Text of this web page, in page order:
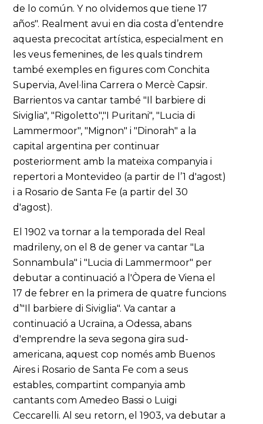
de lo común. Y no olvidemos que tiene 17
años". Realment avui en dia costa d’entendre
aquesta precocitat artística, especialment en
les veus femenines, de les quals tindrem
també exemples en figures com Conchita
Supervia, Avel·lina Carrera o Mercè Capsir.
Barrientos va cantar també "Il barbiere di
Siviglia", "Rigoletto","I Puritani", "Lucia di
Lammermoor", "Mignon" i "Dinorah" a la
capital argentina per continuar
posteriorment amb la mateixa companyia i
repertori a Montevideo (a partir de l’1 d'agost)
i a Rosario de Santa Fe (a partir del 30
d'agost).
El 1902 va tornar a la temporada del Real
madrileny, on el 8 de gener va cantar "La
Sonnambula" i "Lucia di Lammermoor" per
debutar a continuació a l'Òpera de Viena el
17 de febrer en la primera de quatre funcions
d’"Il barbiere di Siviglia". Va cantar a
continuació a Ucraïna, a Odessa, abans
d'emprendre la seva segona gira sud-
americana, aquest cop només amb Buenos
Aires i Rosario de Santa Fe com a seus
estables, compartint companyia amb
cantants com Amedeo Bassi o Luigi
Ceccarelli. Al seu retorn, el 1903, va debutar a